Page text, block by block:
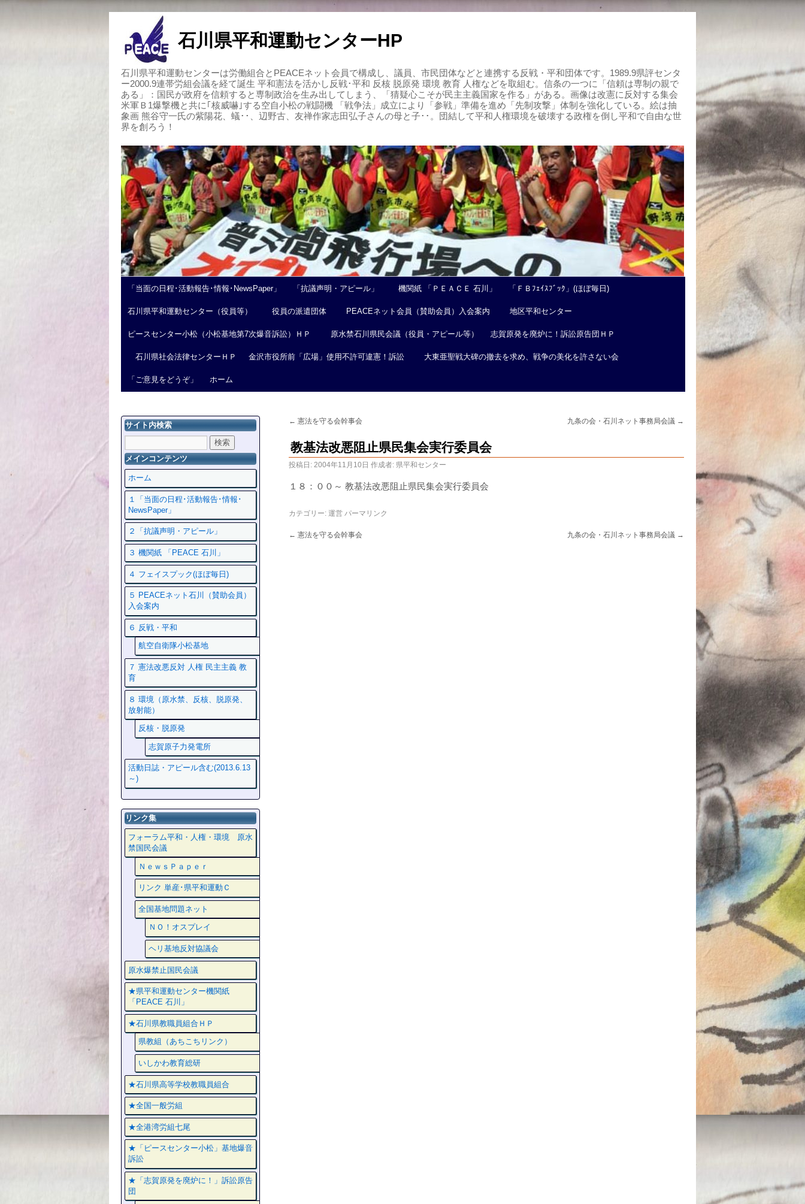
石川県平和運動センターHP
石川県平和運動センターは労働組合とPEACEネット会員で構成し、議員、市民団体などと連携する反戦・平和団体です。1989.9県評センタ
ー2000.9連帯労組会議を経て誕生 平和憲法を活かし反戦･平和 反核 脱原発 環境 教育 人権などを取組む。信条の一つに「信頼は専制の親で
ある」：国民が政府を信頼すると専制政治を生み出してしまう、「猜疑心こそが民主主義国家を作る」がある。画像は改憲に反対する集会
米軍Ｂ1爆撃機と共に｢核威嚇｣する空自小松の戦闘機 「戦争法」成立により「参戦」準備を進め「先制攻撃」体制を強化している。絵は抽
象画 熊谷守一氏の紫陽花、蟻･･、辺野古、友禅作家志田弘子さんの母と子･･。団結して平和人権環境を破壊する政権を倒し平和で自由な世
界を創ろう！
「当面の日程･活動報告･情報･NewsPaper」 「抗議声明・アピール」 機関紙 「ＰＥＡＣＥ 石川」 「ＦＢﾌｪｲｽﾌﾞｯｸ」(ほぼ毎日)
石川県平和運動センター（役員等） 役員の派遣団体 PEACEネット会員（賛助会員）入会案内 地区平和センター
ピースセンター小松（小松基地第7次爆音訴訟）ＨＰ 原水禁石川県民会議（役員・アピール等） 志賀原発を廃炉に！訴訟原告団ＨＰ
石川県社会法律センターＨＰ 金沢市役所前「広場」使用不許可違憲！訴訟 大東亜聖戦大碑の撤去を求め、戦争の美化を許さない会
「ご意見をどうぞ」 ホーム
← 憲法を守る会幹事会 九条の会・石川ネット事務局会議 →
教基法改悪阻止県民集会実行委員会
投稿日: 2004年11月10日 作成者: 県平和センター
１８：００～ 教基法改悪阻止県民集会実行委員会
カテゴリー: 運営 パーマリンク
← 憲法を守る会幹事会 九条の会・石川ネット事務局会議 →
サイト内検索
メインコンテンツ
ホーム
１「当面の日程･活動報告･情報･
NewsPaper」
２「抗議声明・アピール」
３ 機関紙 「PEACE 石川」
４ フェイスプック(ほぼ毎日)
５ PEACEネット石川（賛助会員）
入会案内
６ 反戦・平和
航空自衛隊小松基地
７ 憲法改悪反対 人権 民主主義 教
育
８ 環境（原水禁、反核、脱原発、
放射能）
反核・脱原発
志賀原子力発電所
活動日誌・アピール含む(2013.6.13
～)
リンク集
フォーラム平和・人権・環境 原水
禁国民会議
ＮｅｗｓＰａｐｅｒ
リンク 単産･県平和運動Ｃ
全国基地問題ネット
ＮＯ！オスプレイ
ヘリ基地反対協議会
原水爆禁止国民会議
★県平和運動センター機関紙
「PEACE 石川」
★石川県教職員組合ＨＰ
県教組（あちこちリンク）
いしかわ教育総研
★石川県高等学校教職員組合
★全国一般労組
★全港湾労組七尾
★「ピースセンター小松」基地爆音
訴訟
★「志賀原発を廃炉に！」訴訟原告
団